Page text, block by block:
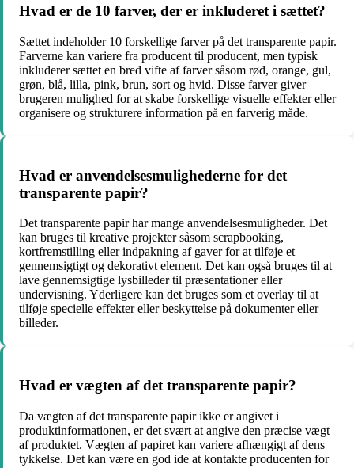
Hvad er de 10 farver, der er inkluderet i sættet?
Sættet indeholder 10 forskellige farver på det transparente papir.
Farverne kan variere fra producent til producent, men typisk
inkluderer sættet en bred vifte af farver såsom rød, orange, gul,
grøn, blå, lilla, pink, brun, sort og hvid. Disse farver giver
brugeren mulighed for at skabe forskellige visuelle effekter eller
organisere og strukturere information på en farverig måde.
Hvad er anvendelsesmulighederne for det
transparente papir?
Det transparente papir har mange anvendelsesmuligheder. Det
kan bruges til kreative projekter såsom scrapbooking,
kortfremstilling eller indpakning af gaver for at tilføje et
gennemsigtigt og dekorativt element. Det kan også bruges til at
lave gennemsigtige lysbilleder til præsentationer eller
undervisning. Yderligere kan det bruges som et overlay til at
tilføje specielle effekter eller beskyttelse på dokumenter eller
billeder.
Hvad er vægten af det transparente papir?
Da vægten af det transparente papir ikke er angivet i
produktinformationen, er det svært at angive den præcise vægt
af produktet. Vægten af ​​papiret kan variere afhængigt af dens
tykkelse. Det kan være en god ide at kontakte producenten for